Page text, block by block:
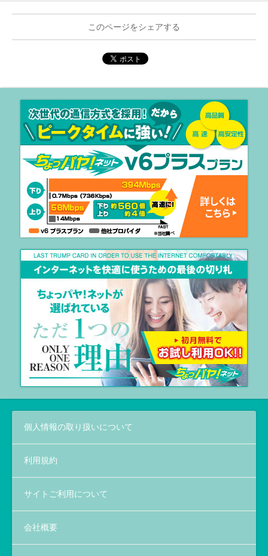
このページをシェアする
個人情報の取り扱いについて
利用規約
サイトご利用について
会社概要